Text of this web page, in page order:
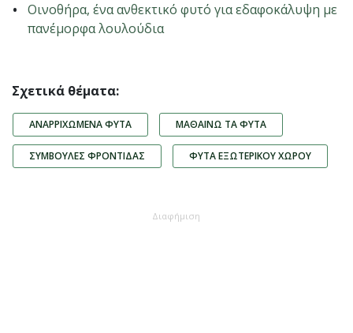
Οινoθήρα, ένα ανθεκτικό φυτό για εδαφοκάλυψη με
πανέμορφα λουλούδια
Σχετικά θέματα:
ΑΝΑΡΡΙΧΏΜΕΝΑ ΦΥΤΆ ΜΑΘΑΊΝΩ ΤΑ ΦΥΤΆ
ΣΥΜΒΟΥΛΈΣ ΦΡΟΝΤΊΔΑΣ ΦΥΤΆ ΕΞΩΤΕΡΙΚΟΎ ΧΏΡΟΥ
Διαφήμιση